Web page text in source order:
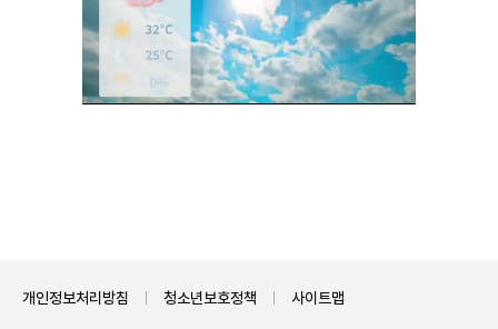
개인정보처리방침 청소년보호정책 사이트맵